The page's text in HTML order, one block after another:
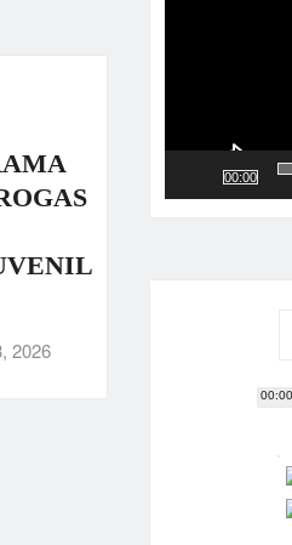
2026
00:00
00:00